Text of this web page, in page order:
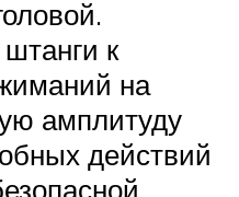
к
на
амплитуду
действий